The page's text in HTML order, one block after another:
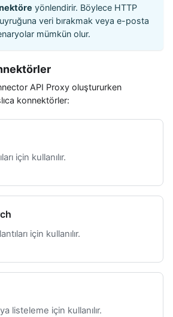
yönlendirir. Böylece HTTP
veri bırakmak veya e-posta
mümkün olur.
API Proxy oluştururken
konnektörler:
için kullanılır.
için kullanılır.
listeleme için kullanılır.